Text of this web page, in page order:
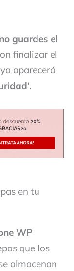
no guardes el
finalizar el
aparecerá
en tu
WP
que los
almacenan